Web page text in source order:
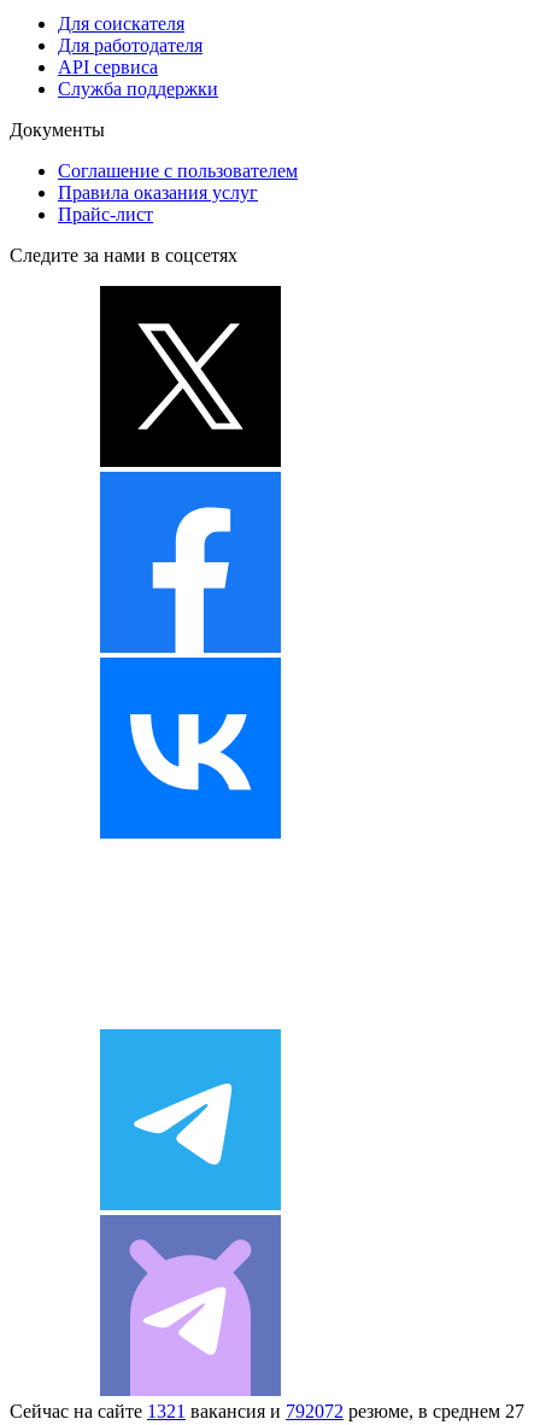
Для соискателя
Для работодателя
API сервиса
Служба поддержки
Документы
Соглашение с пользователем
Правила оказания услуг
Прайс-лист
Следите за нами в соцсетях
Сейчас на сайте 1321 вакансия и 792072 резюме, в среднем 27